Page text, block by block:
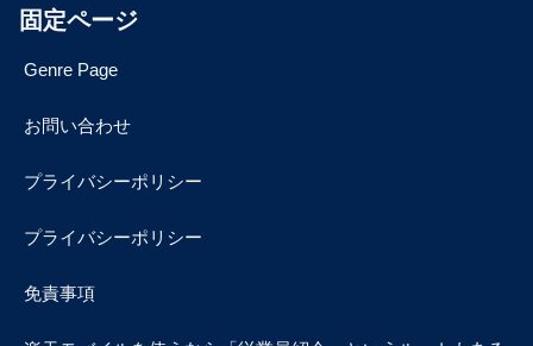
固定ページ
Genre Page
お問い合わせ
プライバシーポリシー
プライバシーポリシー
免責事項